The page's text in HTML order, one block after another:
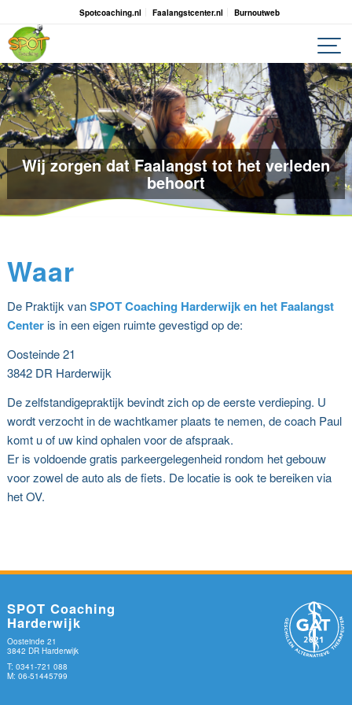
Spotcoaching.nl Faalangstcenter.nl Burnoutweb
Wij zorgen dat Faalangst tot het verleden
behoort
Waar
De Praktijk vanSPOT Coaching Harderwijk en het Faalangst
Centeris in een eigen ruimte gevestigd op de:
Oosteinde 21
3842 DR Harderwijk
De zelfstandigepraktijk bevindt zich op de eerste verdieping. U
wordt verzocht in de wachtkamer plaats te nemen, de coach Paul
komt u of uw kind ophalen voor de afspraak.
Er is voldoende gratis parkeergelegenheid rondom het gebouw
voor zowel de auto als de fiets. De locatie is ook te bereiken via
het OV.
SPOT Coaching
Harderwijk
Oosteinde 21
3842 DR Harderwijk
T: 0341-721 088
M: 06-51445799